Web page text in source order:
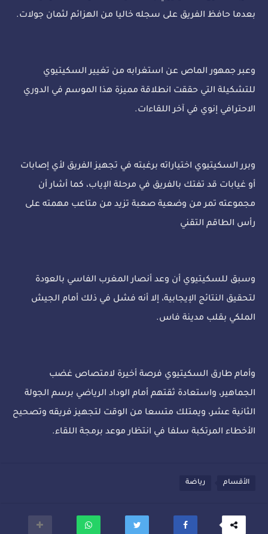
بعدما حافظ الفريق على سجله خاليا من الهزائم لثمان جولات.
وعبر جمهور الماص عن استغرابه من تغيير السكيتيوي
للتشكيلة التي حققت انطلاقة مميزة هذا الموسم في الدوري
الاحترافي إنوي في آخر اللقاءات.
وبرر السكيتيوي اختياراته برغبته في تجهيز الفريق لأي إصابات
أو غيابات قد تفتك بالفريق في مرحلة الإياب، كما أشار أن
مجموعته تمر من وضعية صعبة تزيد من متاعب مهمته على
رأس الطاقم التقني
وسبق للسكيتيوي أن وعد أنصار المغرب الفاسي بالعودة
لتحقيق النتائج الإيجابية، إلا أنه فشل في ذلك أمام الجيش
الملكي بقلب مدينة فاس.
وأمام طارق السكيتيوي فرصة أخيرة لامتصاص غضب
الجماهير، واستعادة ثقتهم أمام الوداد الرياضي برسم الجولة
الثانية عشر، ويمتلك متسعا من الوقت لتجهيز فريقه وتصحيح
الأخطاء المرتكبة سلفا في انتظار موعد برمجة اللقاء.
الأقسام رياضة